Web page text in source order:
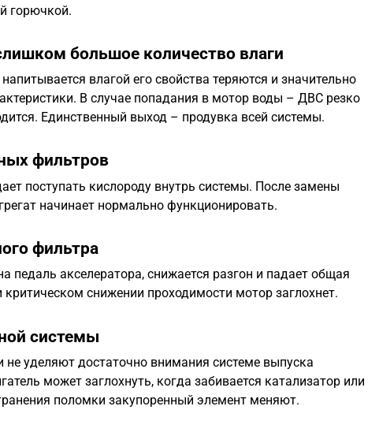
горючкой.
большое количество влаги
влагой его свойства теряются и значительно
В случае попадания в мотор воды – ДВС резко
Единственный выход – продувка всей системы.
фильтров
поступать кислороду внутрь системы. После замены
начинает нормально функционировать.
фильтра
педаль акселератора, снижается разгон и падает общая
критическом снижении проходимости мотор заглохнет.
системы
не уделяют достаточно внимания системе выпуска
может заглохнуть, когда забивается катализатор или
поломки закупоренный элемент меняют.